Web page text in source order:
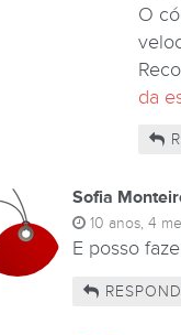
O
da
Sofia
10 anos, 4
E posso